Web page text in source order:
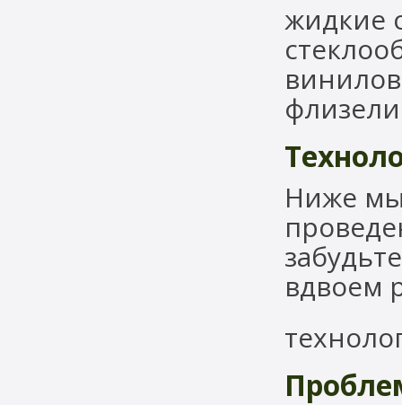
жидкие
Ниже
вдвоем